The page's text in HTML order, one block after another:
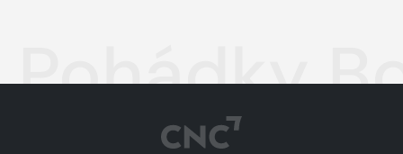
Pohádky